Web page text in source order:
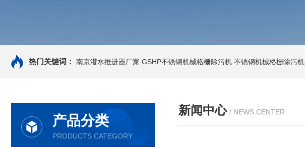
热门关键词： 南京潜水推进器厂家 GSHP不锈钢机械格栅除污机 不锈钢机械格栅除污机
产品分类
PRODUCTS CATEGORY
新闻中心 / NEWS CENTER